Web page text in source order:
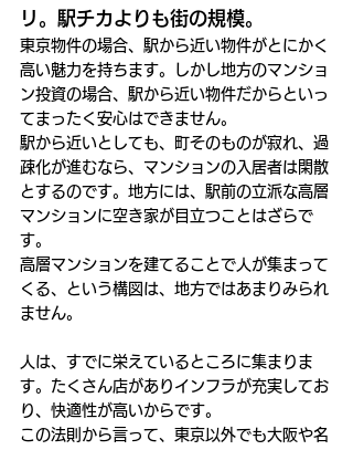
リ。駅チカよりも街の規模。
東京物件の場合、駅から近い物件がとにかく
高い魅力を持ちます。しかし地方のマンショ
ン投資の場合、駅から近い物件だからといっ
てまったく安心はできません。
駅から近いとしても、町そのものが寂れ、過
疎化が進むなら、マンションの入居者は閑散
とするのです。地方には、駅前の立派な高層
マンションに空き家が目立つことはざらで
す。
高層マンションを建てることで人が集まって
くる、という構図は、地方ではあまりみられ
ません。
人は、すでに栄えているところに集まりま
す。たくさん店がありインフラが充実してお
り、快適性が高いからです。
この法則から言って、東京以外でも大阪や名